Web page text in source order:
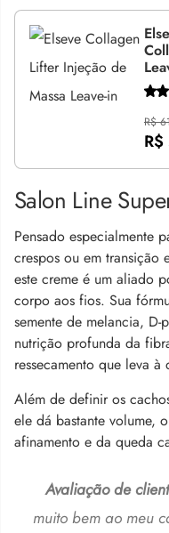
R$
Salon Line
Pensado especialmente
crespos ou em transição
este creme é um aliado
corpo aos fios. Sua
semente de melancia,
nutrição profunda da
ressecamento que leva à
Além de definir os
ele dá bastante volume,
afinamento e da queda
Avaliação de
muito bem ao meu